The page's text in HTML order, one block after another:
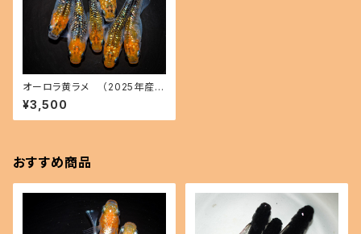
オーロラ黄ラメ （2025年産ま
れ） オス3 メス3(現物出品) ika
hoff B-0327-49772-a
¥3,500
おすすめ商品